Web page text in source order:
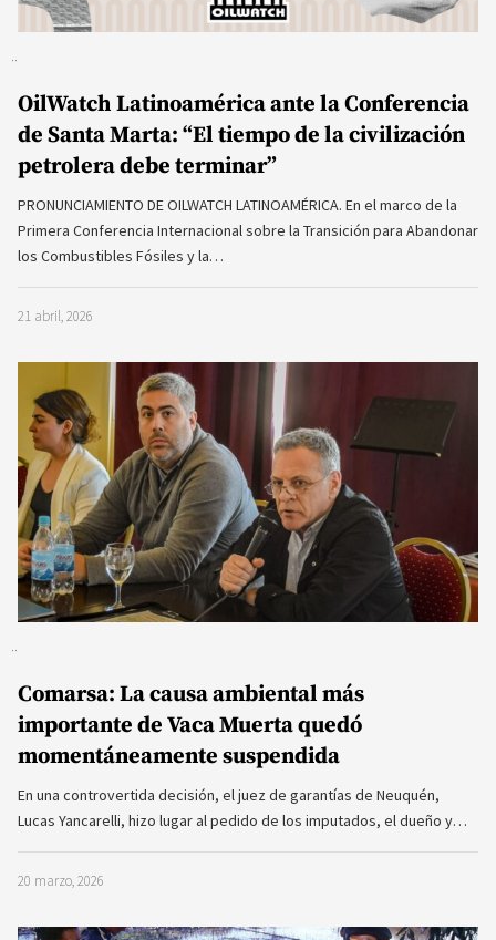
OilWatch Latinoamérica ante la Conferencia
de Santa Marta: “El tiempo de la civilización
petrolera debe terminar”
PRONUNCIAMIENTO DE OILWATCH LATINOAMÉRICA. En el marco de la
Primera Conferencia Internacional sobre la Transición para Abandonar
los Combustibles Fósiles y la…
21 abril, 2026
Comarsa: La causa ambiental más
importante de Vaca Muerta quedó
momentáneamente suspendida
En una controvertida decisión, el juez de garantías de Neuquén,
Lucas Yancarelli, hizo lugar al pedido de los imputados, el dueño y…
20 marzo, 2026